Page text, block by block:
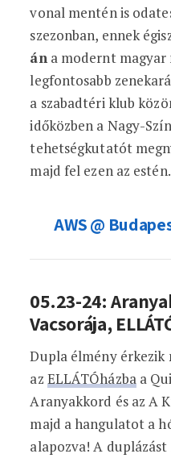
vonal mentén is
szezonban, ennek
ána modernt magyar
legfontosabb
a szabadtéri klub
időközben a Nagy-
tehetségkutatót
majd fel ezen az estén.
AWS @
05.23-24:
Vacsorája,
Dupla élmény érkezik
az ELLÁTÓházbaa
Aranyakkord és az A
majd a hangulatot a
alapozva! A